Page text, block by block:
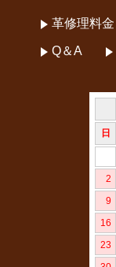
革修理料金
Q＆A